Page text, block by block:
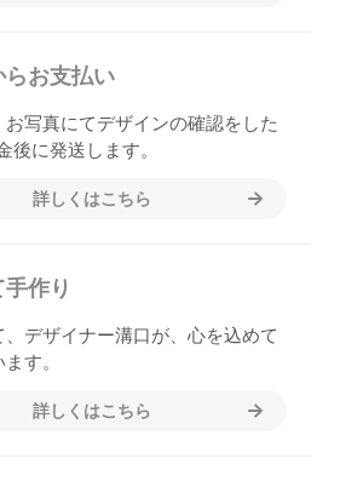
お支払い
お写真にてデザインの確認をした
後に発送します。
詳しくはこちら
作り
デザイナー溝口が、心を込めて
す。
詳しくはこちら